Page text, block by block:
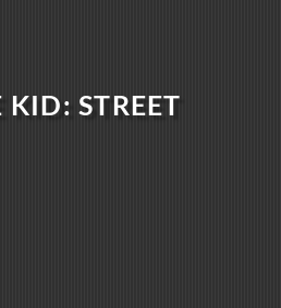
STREET